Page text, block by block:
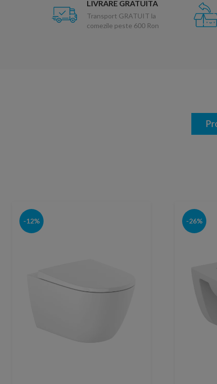
LIVRARE GRATUITA
Transport GRATUIT la
comezile peste 600 Ron
-12% -26%